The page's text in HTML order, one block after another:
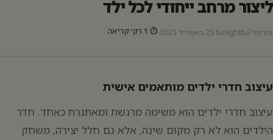
ליצור מרחב ייחודי לכל ילד
פורטל belightful 25 באפריל 2025 ⏱ 1 דק׳ קריאה
עיצוב חדרי ילדים מותאמים אישית
עיצוב חדרי ילדים הוא משימה מרגשת ומאתגרת כאחד. חדר
הילדים הוא לא רק מקום שינה, אלא גם חלל יצירה, משחק